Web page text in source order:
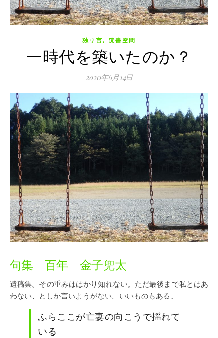
独り言, 読書空間
一時代を築いたのか？
2020年6月14日
句集 百年 金子兜太
遺稿集。その重みははかり知れない。ただ最後まで私とはあ
わない、としか言いようがない。いいものもある。
ふらここが亡妻の向こうで揺れて
いる